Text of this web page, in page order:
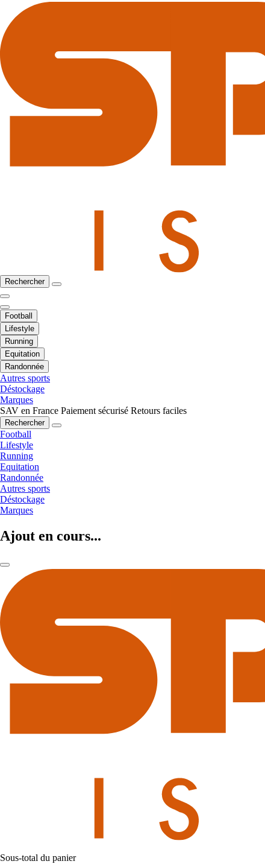
Rechercher
Football
Lifestyle
Running
Equitation
Randonnée
Autres sports
Déstockage
Marques
SAV en France Paiement sécurisé Retours faciles
Rechercher
Football
Lifestyle
Running
Equitation
Randonnée
Autres sports
Déstockage
Marques
Ajout en cours...
Sous-total du panier